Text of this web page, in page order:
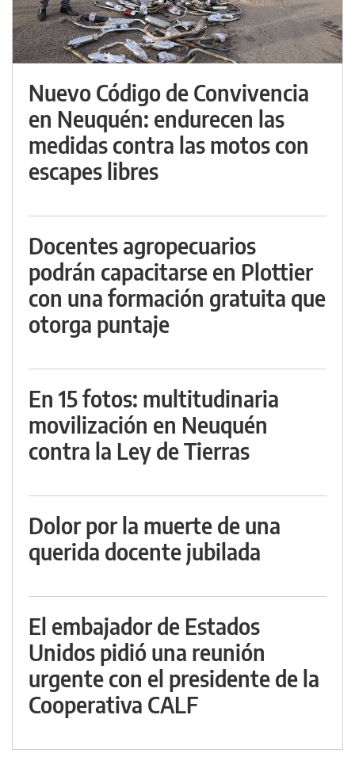
Nuevo Código de Convivencia
en Neuquén: endurecen las
medidas contra las motos con
escapes libres
Docentes agropecuarios
podrán capacitarse en Plottier
con una formación gratuita que
otorga puntaje
En 15 fotos: multitudinaria
movilización en Neuquén
contra la Ley de Tierras
Dolor por la muerte de una
querida docente jubilada
El embajador de Estados
Unidos pidió una reunión
urgente con el presidente de la
Cooperativa CALF